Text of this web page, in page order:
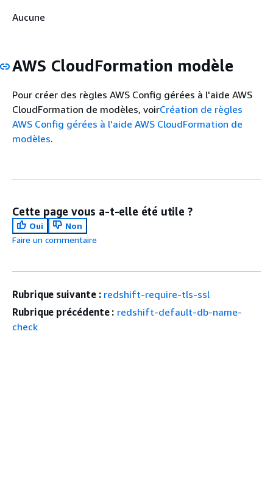
Aucune
AWS CloudFormation modèle
Pour créer des règles AWS Config gérées à l'aide AWS
CloudFormation de modèles, voirCréation de règles
AWS Config gérées à l'aide AWS CloudFormation de
modèles.
Cette page vous a-t-elle été utile ?
Oui
Non
Faire un commentaire
Rubrique suivante : redshift-require-tls-ssl
Rubrique précédente : redshift-default-db-name-
check